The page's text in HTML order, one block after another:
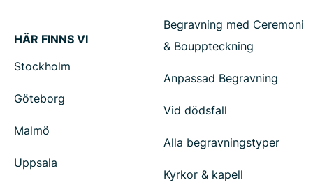
HÄR FINNS VI
Stockholm
Göteborg
Malmö
Uppsala
Begravning med Ceremoni
& Bouppteckning
Anpassad Begravning
Vid dödsfall
Alla begravningstyper
Kyrkor & kapell